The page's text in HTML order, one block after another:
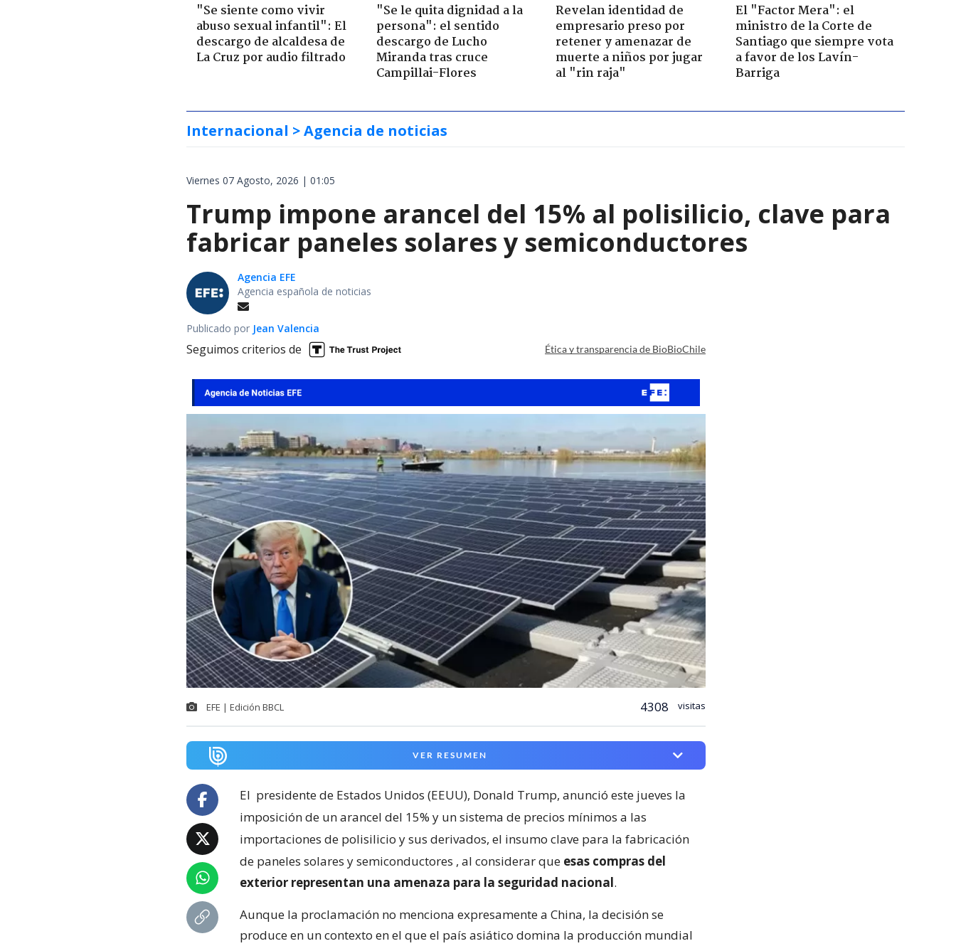
"Se siente como vivir
abuso sexual infantil": El
descargo de alcaldesa de
La Cruz por audio filtrado
"Se le quita dignidad a la
persona": el sentido
descargo de Lucho
Miranda tras cruce
Campillai-Flores
Revelan identidad de
empresario preso por
retener y amenazar de
muerte a niños por jugar
al "rin raja"
El "Factor Mera": el
ministro de la Corte de
Santiago que siempre vota
a favor de los Lavín-
Barriga
Internacional > Agencia de noticias
Viernes 07 Agosto, 2026 | 01:05
Trump impone arancel del 15% al polisilicio, clave para
fabricar paneles solares y semiconductores
Agencia EFE
Agencia española de noticias
Publicado por Jean Valencia
Seguimos criterios de Ética y transparencia de BioBioChile
EFE | Edición BBCL 4308 visitas
VER RESUMEN
El presidente de Estados Unidos (EEUU), Donald Trump, anunció este jueves la
imposición de un arancel del 15% y un sistema de precios mínimos a las
importaciones de polisilicio y sus derivados, el insumo clave para la fabricación
de paneles solares y semiconductores , al considerar que esas compras del
exterior representan una amenaza para la seguridad nacional.
Aunque la proclamación no menciona expresamente a China, la decisión se
produce en un contexto en el que el país asiático domina la producción mundial